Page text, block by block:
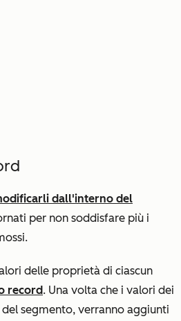
dall'interno del
per non soddisfare più i
delle proprietà di ciascun
record. Una volta che i valori dei
segmento, verranno aggiunti